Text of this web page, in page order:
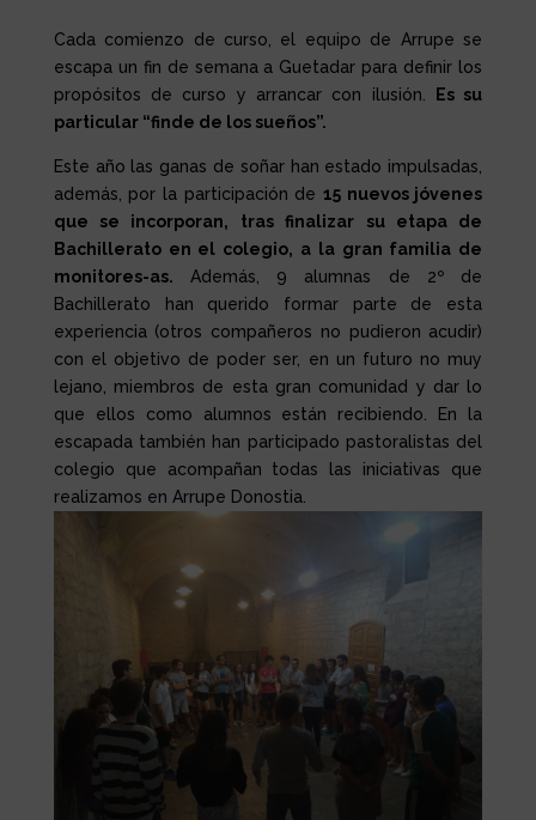
Cada comienzo de curso, el equipo de Arrupe se
escapa un fin de semana a Guetadar para definir los
propósitos de curso y arrancar con ilusión.
Es su
particular “finde de los sueños”.
Este año las ganas de soñar han estado impulsadas,
además, por la participación de 15 nuevos jóvenes
que se incorporan, tras finalizar su etapa de
Bachillerato en el colegio, a la gran familia de
monitores-as. Además, 9 alumnas de 2º de
Bachillerato han querido formar parte de esta
experiencia (otros compañeros no pudieron acudir)
con el objetivo de poder ser, en un futuro no muy
lejano, miembros de esta gran comunidad y dar lo
que ellos como alumnos están recibiendo. En la
escapada también han participado pastoralistas del
colegio que acompañan todas las iniciativas que
realizamos en Arrupe Donostia.